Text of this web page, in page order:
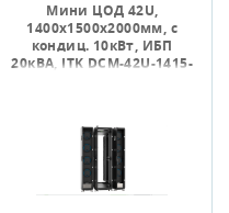
Мини ЦОД 42U,
1400х1500х2000мм, с
кондиц. 10кВт, ИБП
20кВА, ITK DCM-42U-1415-